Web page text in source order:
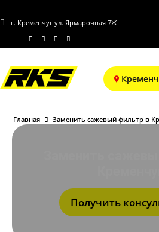
г. Кременчуг ул. Ярмарочная 7Ж
Главная Заменить сажевый фильтр в
Получить